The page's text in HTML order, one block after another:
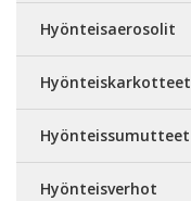
Hyönteisaerosolit
Hyönteiskarkotteet
Hyönteissumutteet
Hyönteisverhot